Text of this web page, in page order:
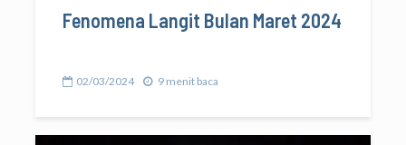
Fenomena Langit Bulan Maret 2024
02/03/2024 9 menit baca